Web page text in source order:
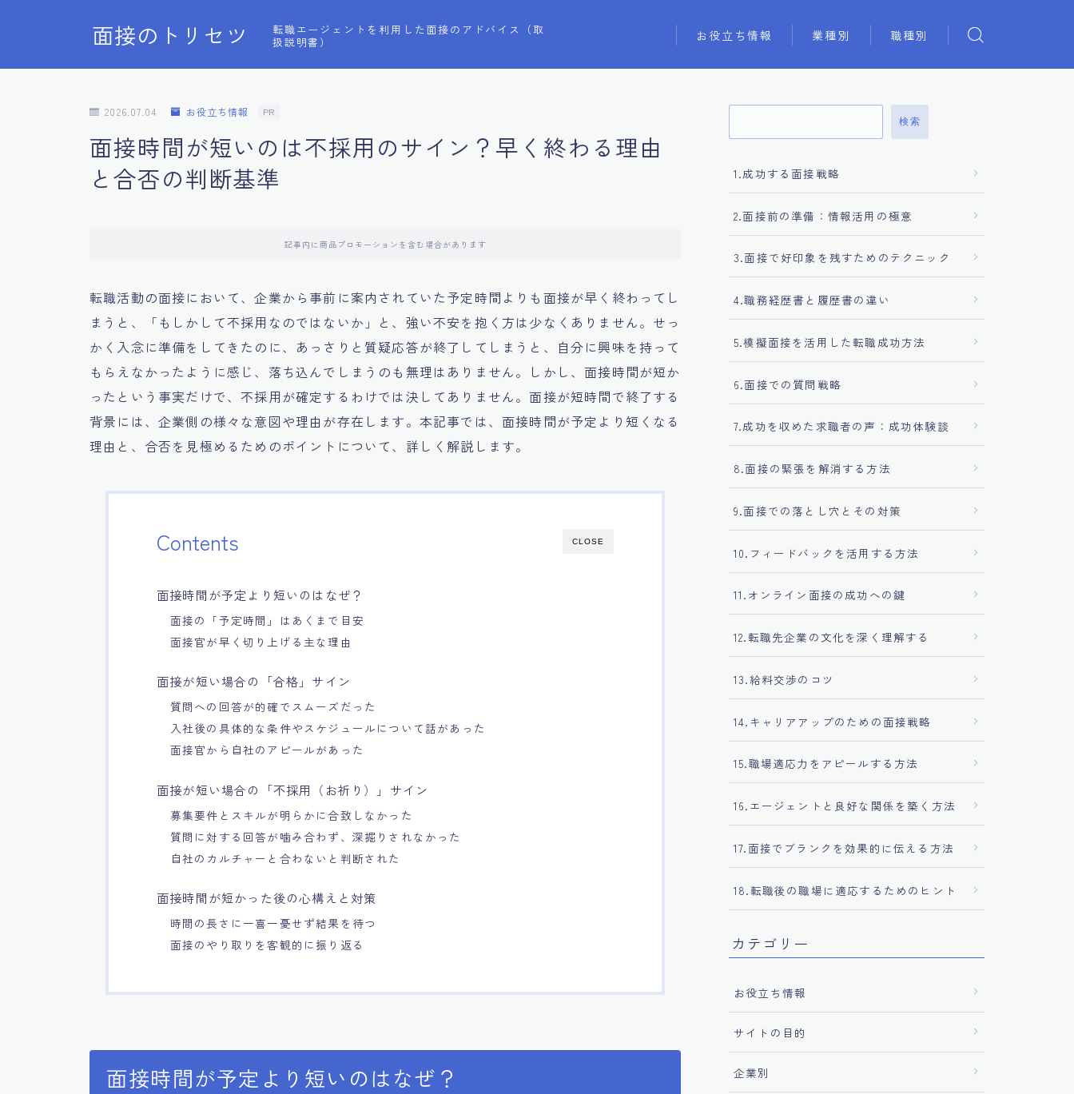
面接のトリセツ
転職エージェントを利用した面接のアドバイス（取
扱説明書）
お役立ち情報 業種別 職種別
2026.07.04 お役立ち情報 PR
面接時間が短いのは不採用のサイン？早く終わる理由
と合否の判断基準
記事内に商品プロモーションを含む場合があります
転職活動の面接において、企業から事前に案内されていた予定時間よりも面接が早く終わってし
まうと、「もしかして不採用なのではないか」と、強い不安を抱く方は少なくありません。せっ
かく入念に準備をしてきたのに、あっさりと質疑応答が終了してしまうと、自分に興味を持って
もらえなかったように感じ、落ち込んでしまうのも無理はありません。しかし、面接時間が短か
ったという事実だけで、不採用が確定するわけでは決してありません。面接が短時間で終了する
背景には、企業側の様々な意図や理由が存在します。本記事では、面接時間が予定より短くなる
理由と、合否を見極めるためのポイントについて、詳しく解説します。
CLOSE
Contents
面接時間が予定より短いのはなぜ？
面接の「予定時間」はあくまで目安
面接官が早く切り上げる主な理由
面接が短い場合の「合格」サイン
質問への回答が的確でスムーズだった
入社後の具体的な条件やスケジュールについて話があった
面接官から自社のアピールがあった
面接が短い場合の「不採用（お祈り）」サイン
募集要件とスキルが明らかに合致しなかった
質問に対する回答が噛み合わず、深掘りされなかった
自社のカルチャーと合わないと判断された
面接時間が短かった後の心構えと対策
時間の長さに一喜一憂せず結果を待つ
面接のやり取りを客観的に振り返る
面接時間が予定より短いのはなぜ？
検索
1.成功する面接戦略
2.面接前の準備：情報活用の極意
3.面接で好印象を残すためのテクニック
4.職務経歴書と履歴書の違い
5.模擬面接を活用した転職成功方法
6.面接での質問戦略
7.成功を収めた求職者の声：成功体験談
8.面接の緊張を解消する方法
9.面接での落とし穴とその対策
10.フィードバックを活用する方法
11.オンライン面接の成功への鍵
12.転職先企業の文化を深く理解する
13.給料交渉のコツ
14.キャリアアップのための面接戦略
15.職場適応力をアピールする方法
16.エージェントと良好な関係を築く方法
17.面接でブランクを効果的に伝える方法
18.転職後の職場に適応するためのヒント
カテゴリー
お役立ち情報
サイトの目的
企業別